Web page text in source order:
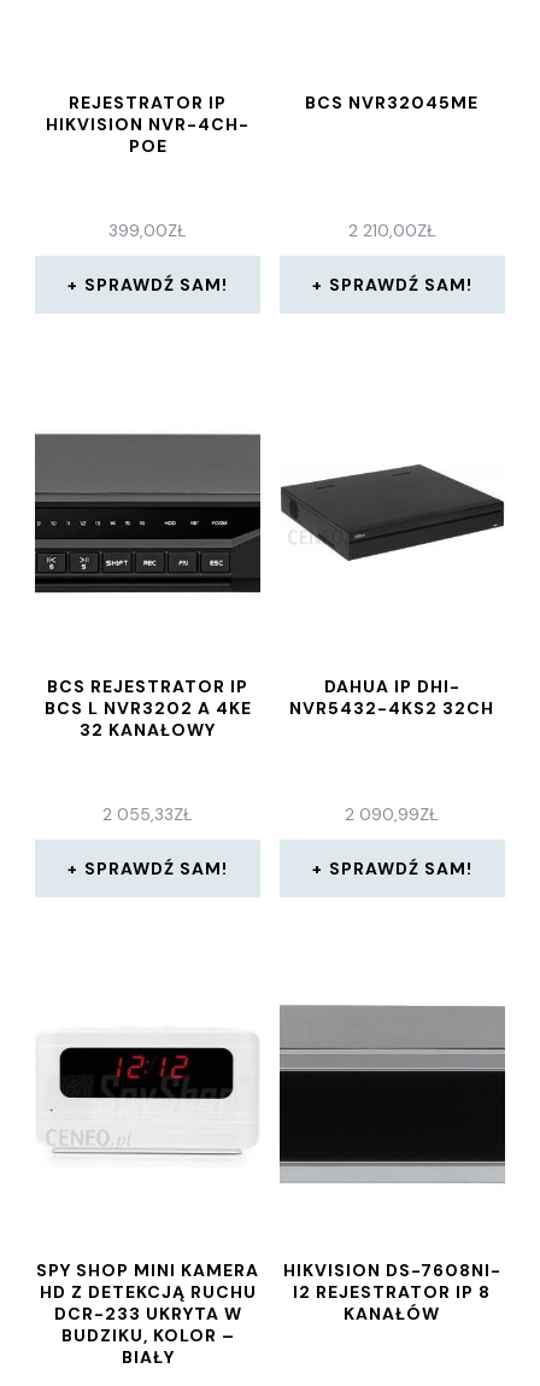
REJESTRATOR IP
HIKVISION NVR-4CH-
POE
399,00ZŁ
SPRAWDŹ SAM!
BCS NVR32045ME
2 210,00ZŁ
SPRAWDŹ SAM!
BCS REJESTRATOR IP
BCS L NVR3202 A 4KE
32 KANAŁOWY
2 055,33ZŁ
SPRAWDŹ SAM!
DAHUA IP DHI-
NVR5432-4KS2 32CH
2 090,99ZŁ
SPRAWDŹ SAM!
SPY SHOP MINI KAMERA
HD Z DETEKCJĄ RUCHU
DCR-233 UKRYTA W
BUDZIKU, KOLOR –
BIAŁY
HIKVISION DS-7608NI-
I2 REJESTRATOR IP 8
KANAŁÓW